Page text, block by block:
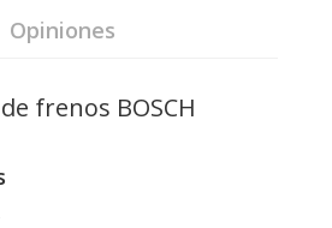
Opiniones
frenos BOSCH